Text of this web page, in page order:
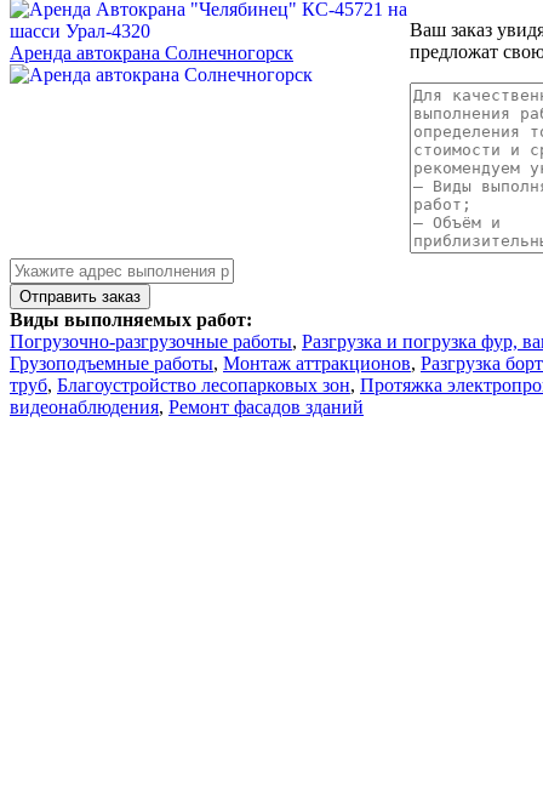
Аренда автокрана Солнечногорск
Ваш заказ
предложат
Виды выполняемых работ:
Погрузочно-разгрузочные работы, Разгрузка и погрузка фур,
Грузоподъемные работы, Монтаж аттракционов, Разгрузка
труб, Благоустройство лесопарковых зон, Протяжка
видеонаблюдения, Ремонт фасадов зданий